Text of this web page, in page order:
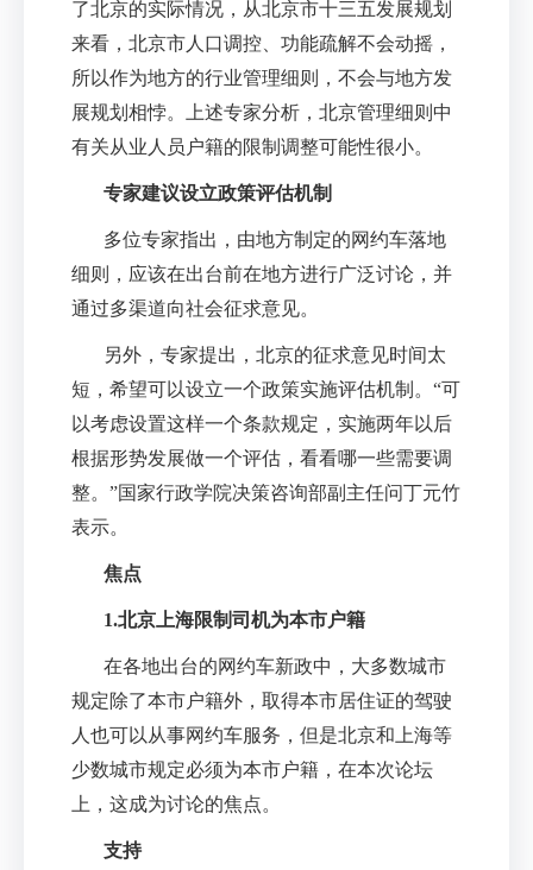
了北京的实际情况，从北京市十三五发展规划
来看，北京市人口调控、功能疏解不会动摇，
所以作为地方的行业管理细则，不会与地方发
展规划相悖。上述专家分析，北京管理细则中
有关从业人员户籍的限制调整可能性很小。
专家建议设立政策评估机制
多位专家指出，由地方制定的网约车落地
细则，应该在出台前在地方进行广泛讨论，并
通过多渠道向社会征求意见。
另外，专家提出，北京的征求意见时间太
短，希望可以设立一个政策实施评估机制。 “可
以考虑设置这样一个条款规定，实施两年以后
根据形势发展做一个评估，看看哪一些需要调
整。 ”国家行政学院决策咨询部副主任问丁元竹
表示。
焦点
1.北京上海限制司机为本市户籍
在各地出台的网约车新政中，大多数城市
规定除了本市户籍外，取得本市居住证的驾驶
人也可以从事网约车服务，但是北京和上海等
少数城市规定必须为本市户籍，在本次论坛
上，这成为讨论的焦点。
支持